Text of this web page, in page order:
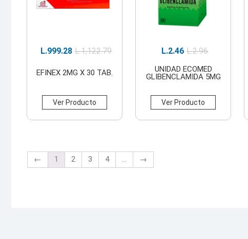
L.1,122.79
L.999.28
EFINEX 2MG X 30 TAB.
Ver Producto
L.2.96
L.2.46
UNIDAD ECOMED
GLIBENCLAMIDA 5MG
Ver Producto
← 1 2 3 4 ... →